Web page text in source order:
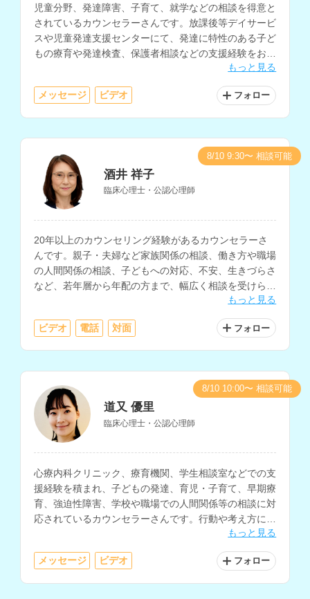
児童分野、発達障害、子育て、就学などの相談を得意と
されているカウンセラーさんです。放課後等デイサービ
スや児童発達支援センターにて、発達に特性のある子ど
もの療育や発達検査、保護者相談などの支援経験をお持
もっと見る
メッセージ ビデオ フォロー
酒井 祥子
臨床心理士・公認心理師
20年以上のカウンセリング経験があるカウンセラーさ
んです。親子・夫婦など家族関係の相談、働き方や職場
の人間関係の相談、子どもへの対応、不安、生きづらさ
など、若年層から年配の方まで、幅広く相談を受けられ
※性依存・性犯罪に関するご相談には対応しておりませ
もっと見る
ビデオ 電話 対面 フォロー
8/10 9:30〜 相談可能
道又 優里
臨床心理士・公認心理師
心療内科クリニック、療育機関、学生相談室などでの支
援経験を積まれ、子どもの発達、育児・子育て、早期療
育、強迫性障害、学校や職場での人間関係等の相談に対
応されているカウンセラーさんです。行動や考え方に焦
もっと見る
メッセージ ビデオ フォロー
8/10 10:00〜 相談可能